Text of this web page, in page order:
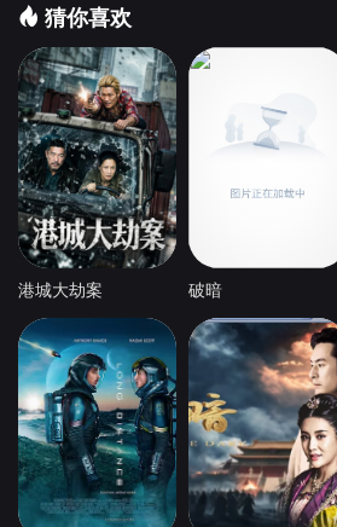
猜你喜欢
港城大劫案 破暗